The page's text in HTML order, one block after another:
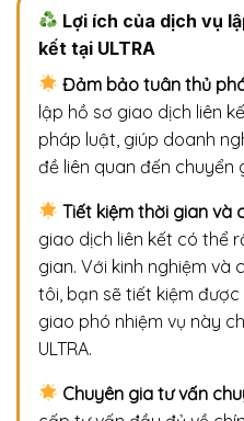
Lợi ích của dịch vụ
kết tại ULTRA
Đảm bảo tuân thủ
lập hồ sơ giao dịch liên
pháp luật, giúp doanh
đề liên quan đến chuyển
Tiết kiệm thời gian và
giao dịch liên kết có thể
gian. Với kinh nghiệm và
tôi, bạn sẽ tiết kiệm
giao phó nhiệm vụ này
ULTRA.
Chuyên gia tư vấn